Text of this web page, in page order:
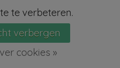
| RealisatieInStijl Media
|RSS Feed
te verbeteren.
verbergen
cookies »